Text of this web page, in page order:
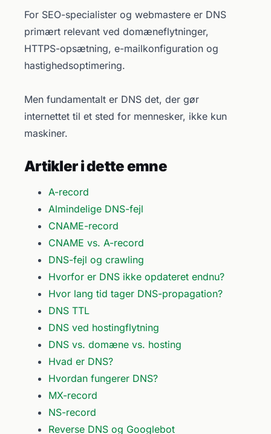
For SEO-specialister og webmastere er DNS
primært relevant ved domæneflytninger,
HTTPS-opsætning, e-mailkonfiguration og
hastighedsoptimering.
Men fundamentalt er DNS det, der gør
internettet til et sted for mennesker, ikke kun
maskiner.
Artikler i dette emne
A-record
Almindelige DNS-fejl
CNAME-record
CNAME vs. A-record
DNS-fejl og crawling
Hvorfor er DNS ikke opdateret endnu?
Hvor lang tid tager DNS-propagation?
DNS TTL
DNS ved hostingflytning
DNS vs. domæne vs. hosting
Hvad er DNS?
Hvordan fungerer DNS?
MX-record
NS-record
Reverse DNS og Googlebot